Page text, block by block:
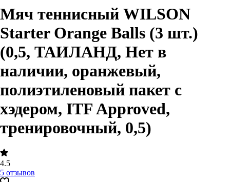
Мяч теннисный WILSON
Starter Orange Balls (3 шт.)
(0,5, ТАИЛАНД, Нет в
наличии, оранжевый,
полиэтиленовый пакет с
хэдером, ITF Approved,
тренировочный, 0,5)
4.5
5 отзывов